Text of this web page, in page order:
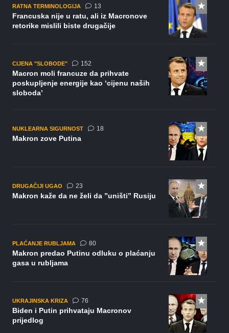
RATNA TERMINOLOGIJA 13komentara
Francuska nije u ratu, ali iz Macronove
retorike mislili biste drugačije
CIJENA "SLOBODE" 152komentara
Macron moli francuze da prihvate
poskupljenje energije kao ‘cijenu naših
sloboda’
NUKLEARNA SIGURNOST 18komentara
Makron zove Putina
DRUGAČIJI UGAO 23komentara
Makron kaže da ne želi da ”uništi” Rusiju
PLAĆANJE RUBLJAMA 80komentara
Makron predao Putinu odluku o plaćanju
gasa u rubljama
UKRAJINSKA KRIZA 76komentara
Biden i Putin prihvataju Macronov
prijedlog